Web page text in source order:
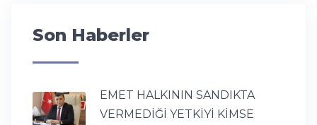
Son Haberler
EMET HALKININ SANDIKTA
VERMEDİĞİ YETKİYİ KİMSE